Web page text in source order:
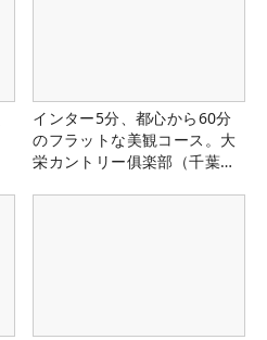
インター5分、都心から60分
のフラットな美観コース。大
栄カントリー俱楽部（千葉